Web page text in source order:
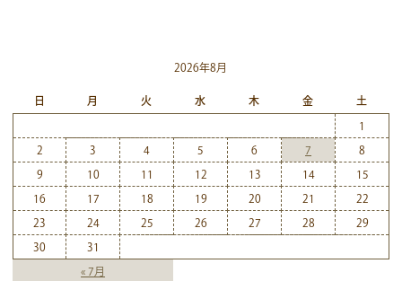
2026年8月
日 月 火 水 木 金 土
« 7月
1
2 3 4 5 6 7 8
9 10 11 12 13 14 15
16 17 18 19 20 21 22
23 24 25 26 27 28 29
30 31